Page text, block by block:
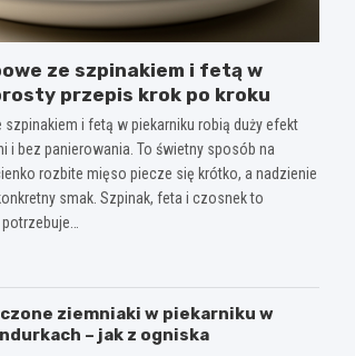
ze szpinakiem i fetą w
przepis krok po kroku
szpinakiem i fetą w piekarniku robią duży efekt
i bez panierowania. To świetny sposób na
rozbite mięso piecze się krótko, a nadzienie
smak. Szpinak, feta i czosnek to
ziemniaki w piekarniku w
– jak z ogniska